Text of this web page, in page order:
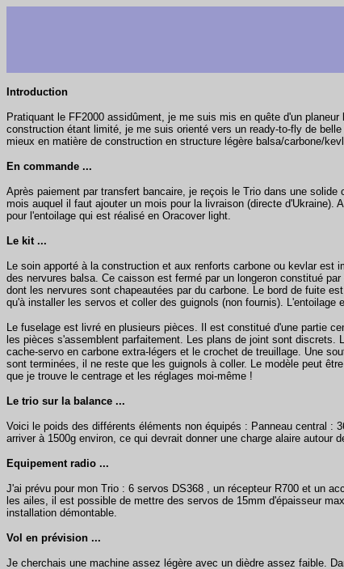
Introduction
Pratiquant le FF2000 assidûment, je me suis mis en quête d'un
construction étant limité, je me suis orienté vers un ready-to-fly de
mieux en matière de construction en structure légère balsa/carbone/
En commande ...
Après paiement par transfert bancaire, je reçois le Trio dans une
mois auquel il faut ajouter un mois pour la livraison (directe
pour l'entoilage qui est réalisé en Oracover light.
Le kit ...
Le soin apporté à la construction et aux renforts carbone ou kevlar
des nervures balsa. Ce caisson est fermé par un longeron constitué
dont les nervures sont chapeautées par du carbone. Le bord de fuite
qu'à installer les servos et coller des guignols (non fournis). L'entoilage
Le fuselage est livré en plusieurs pièces. Il est constitué d'une partie
les pièces s'assemblent parfaitement. Les plans de joint sont
cache-servo en carbone extra-légers et le crochet de treuillage. Une
sont terminées, il ne reste que les guignols à coller. Le modèle peut
que je trouve le centrage et les réglages moi-même !
Le trio sur la balance ...
Voici le poids des différents éléments non équipés : Panneau central :
arriver à 1500g environ, ce qui devrait donner une charge alaire autour
Equipement radio ...
J'ai prévu pour mon Trio : 6 servos DS368 , un récepteur R700 et un
les ailes, il est possible de mettre des servos de 15mm d'épaisseur
installation démontable.
Vol en prévision ...
Je cherchais une machine assez légère avec un dièdre assez faible.